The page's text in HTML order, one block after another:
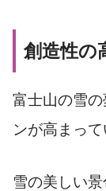
創造性の
富士山の雪
ンが高まっ
雪の美しい